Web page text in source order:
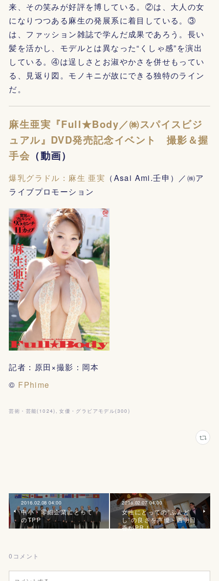
来、その笑みが好評を博している。②は、大人の女
になりつつある麻生の発展系に着目している。③
は、ファッション雑誌で学んだ成果であろう。長い
髪を活かし、モデルとは異なった“くしゃ感”を演出
している。④は逞しさとお淑やかさを併せもってい
る、見返り図。モノキニが故にできる独特のライン
だ。
麻生亜実『Full★Body／㈱スパイスビジ
ュアル』DVD発売記念イベント 撮影＆握
手会 （動画）
爆乳グラドル：麻生 亜実 （Asai Ami.壬申）／㈱ア
ライブプロモーション
記者：原田×撮影：岡本
© FPhime
芸術・芸能( 1024) 女優・グラビアモデル(300 )
2016.02.08 04:00
中小・零細企業にとって
のTPP
2016.02.07 04:00
女性にとっての“ふんど
し”の良さを声優・西明日
香がPR！
0 コメント